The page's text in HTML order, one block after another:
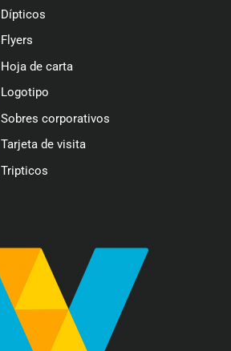
Dípticos
Flyers
Hoja de carta
Logotipo
Sobres corporativos
Tarjeta de visita
Tripticos